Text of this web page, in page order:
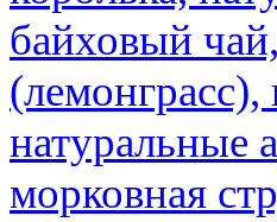
байховый
натуральные
морковная